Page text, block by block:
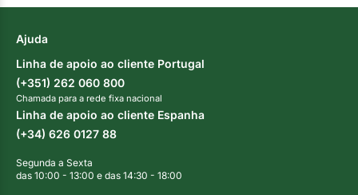
Ajuda
Linha de apoio ao cliente Portugal
(+351) 262 060 800
Chamada para a rede fixa nacional
Linha de apoio ao cliente Espanha
(+34) 626 0127 88
Segunda a Sexta
das 10:00 - 13:00 e das 14:30 - 18:00